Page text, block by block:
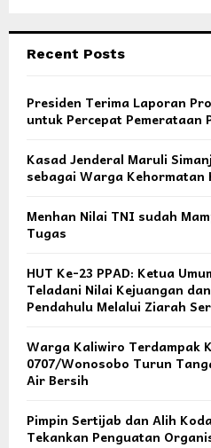
Recent Posts
Presiden Terima Laporan
untuk Percepat Pemerataan
Kasad Jenderal Maruli
sebagai Warga
Menhan Nilai TNI sudah
Tugas
HUT Ke-23 PPAD: Ketua
Teladani Nilai Kejuangan
Pendahulu Melalui Ziarah
Warga Kaliwiro Terdampak
0707/Wonosobo Turun
Air Bersih
Pimpin Sertijab dan Alih
Tekankan Penguatan